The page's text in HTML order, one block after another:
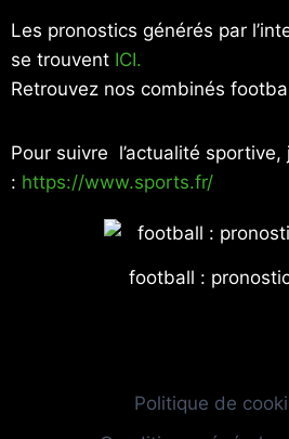
Les pronostics générés par
se trouvent ICI.
Retrouvez nos combinés
Pour suivre l’actualité
: https://www.sports.fr/
football :
Politique de